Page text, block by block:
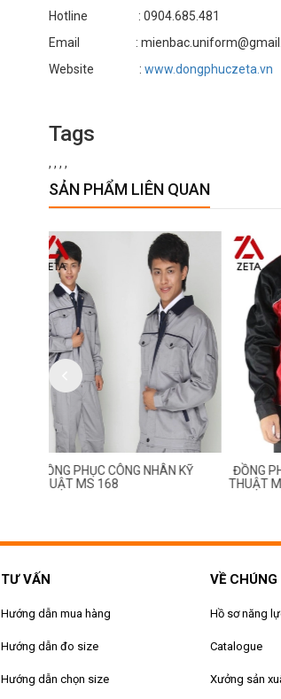
Hotline : 0904.685.481
Email :
Website : www.dongphuczeta.vn
Tags
, , , ,
SẢN PHẨM LIÊN QUAN
ĐỒNG PHỤC CÔNG NHÂN KỸ
THUẬT MS 167
TƯ VẤN
Hướng dẫn mua hàng
Hướng dẫn đo size
Hướng dẫn chọn size
VỀ
Hồ sơ năng
Catalogue
Xưởng sản